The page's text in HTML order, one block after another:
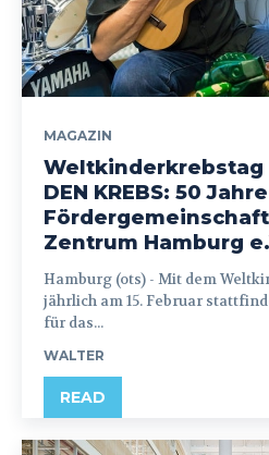
MAGAZIN
Weltkinderkrebstag
DEN KREBS: 50 Jahre
Zentrum Hamburg
Hamburg (ots) - Mit dem Weltkinderkrebstag, der
jährlich am 15. Februar
für das...
WALTER
READ